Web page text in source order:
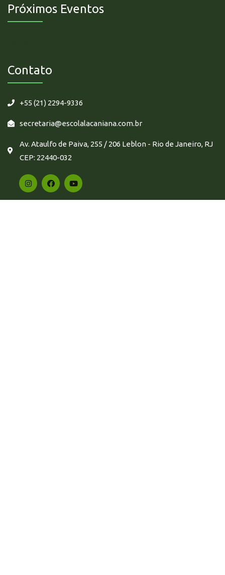
Próximos Eventos
Contato
+55 (21) 2294-9336
secretaria@escolalacaniana.com.br
Av. Ataulfo de Paiva, 255 / 206 Leblon - Rio de Janeiro, RJ
CEP: 22440-032